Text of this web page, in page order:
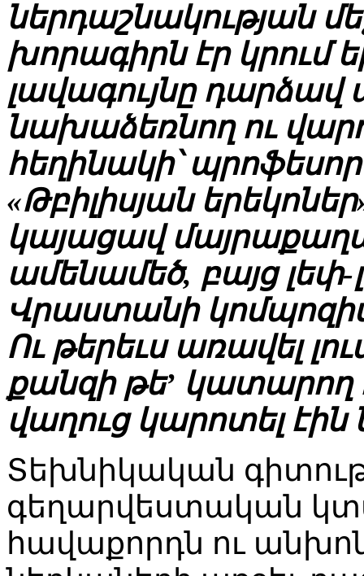
ներդաշնակության
խորագիրն էր կրում
լավագույնը դարձավ
նախաձեռնող ու
հեղինակի՝
«Թբիլիսյան
կայացավ
ամենամեծ, բայց լեփ-
Վրաստանի
Ու թերեւս առավել
քանզի թե’ կատարող
վաղուց կարոտել
Տեխնիկական
գեղարվեստական
հավաքորդն ու